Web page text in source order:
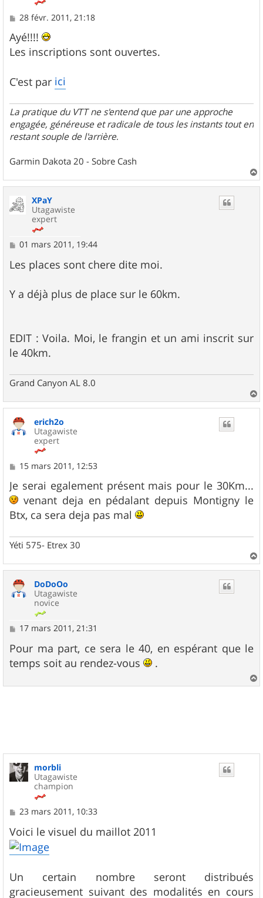
M
s
s
a
28 févr. 2011, 21:18
Ayé!!!!
Les inscriptions sont ouvertes.
C'est par ici
La pratique du VTT ne s'entend que par une approche
engagée, généreuse et radicale de tous les instants tout en
restant souple de l'arrière.
Garmin Dakota 20 - Sobre Cash
a
XPaY
Utagawiste
expert
M
s
s
g
e
01 mars 2011, 19:44
Les places sont chere dite moi.
Y a déjà plus de place sur le 60km.
EDIT : Voila. Moi, le frangin et un ami inscrit sur
le 40km.
Grand Canyon AL 8.0
a
erich2o
Utagawiste
expert
M
s
s
a
g
e
15 mars 2011, 12:53
Je serai egalement présent mais pour le 30Km...
venant deja en pédalant depuis Montigny le
Btx, ca sera deja pas mal
Yéti 575- Etrex 30
a
DoDoOo
Utagawiste
novice
M
s
s
a
e
17 mars 2011, 21:31
Pour ma part, ce sera le 40, en espérant que le
temps soit au rendez-vous
.
a
morbli
Utagawiste
champion
M
s
s
a
g
23 mars 2011, 10:33
Voici le visuel du maillot 2011
Un certain nombre seront distribués
gracieusement suivant des modalités en cours